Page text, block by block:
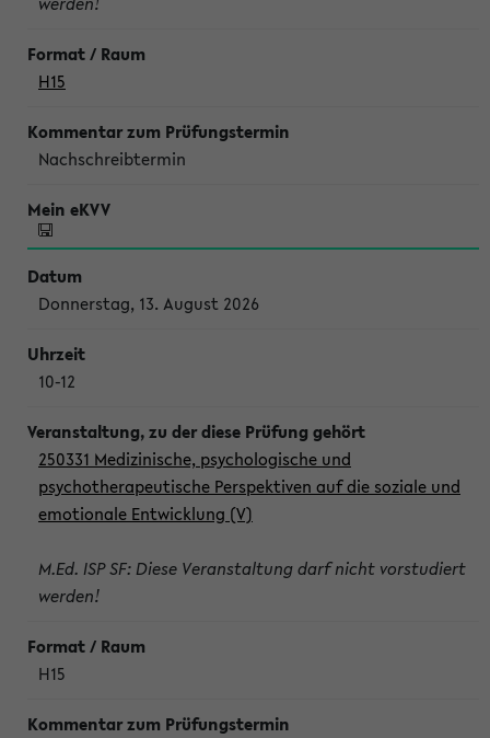
H15
Nachschreibtermin
Donnerstag, 13. August 2026
10-12
250331 Medizinische, psychologische und
psychotherapeutische Perspektiven auf die soziale und
emotionale Entwicklung (V)
M.Ed. ISP SF: Diese Veranstaltung darf nicht vorstudiert
werden!
H15